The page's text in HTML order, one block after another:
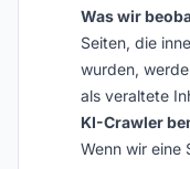
Was wir
Seiten, die
wurden,
als veraltete
KI-Crawler
Wenn wir eine